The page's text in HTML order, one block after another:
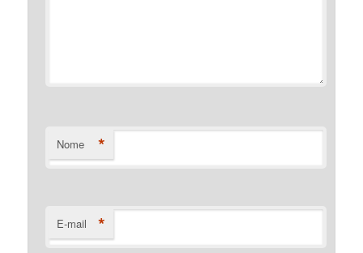
Nome *
E-mail *